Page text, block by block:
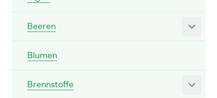
Beeren
Blumen
Brennstoffe